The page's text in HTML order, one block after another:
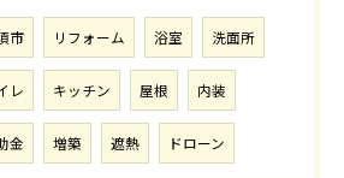
市 リフォーム 浴室 洗面所
レ キッチン 屋根 内装
金 増築 遮熱 ドローン